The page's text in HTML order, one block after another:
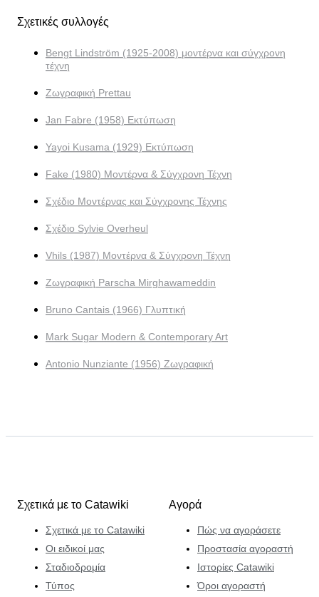
Σχετικές συλλογές
Bengt Lindström (1925-2008) μοντέρνα και σύγχρονη
τέχνη
Ζωγραφική Prettau
Jan Fabre (1958) Εκτύπωση
Yayoi Kusama (1929) Εκτύπωση
Fake (1980) Μοντέρνα & Σύγχρονη Τέχνη
Σχέδιο Μοντέρνας και Σύγχρονης Τέχνης
Σχέδιο Sylvie Overheul
Vhils (1987) Μοντέρνα & Σύγχρονη Τέχνη
Ζωγραφική Parscha Mirghawameddin
Bruno Cantais (1966) Γλυπτική
Mark Sugar Modern & Contemporary Art
Antonio Nunziante (1956) Ζωγραφική
Σχετικά με το Catawiki
Σχετικά με το Catawiki
Οι ειδικοί μας
Σταδιοδρομία
Τύπος
Αγορά
Πώς να αγοράσετε
Προστασία αγοραστή
Ιστορίες Catawiki
Όροι αγοραστή